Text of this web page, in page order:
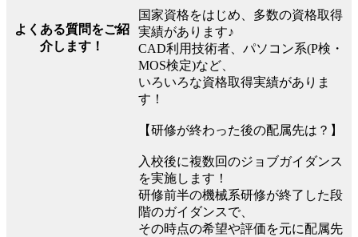
よくある質問をご紹
介します！
国家資格をはじめ、多数の資格取得
実績があります♪
CAD利用技術者、パソコン系(P検・
MOS検定)など、
いろいろな資格取得実績がありま
す！
【研修が終わった後の配属先は？】
入校後に複数回のジョブガイダンス
を実施します！
研修前半の機械系研修が終了した段
階のガイダンスで、
その時点の希望や評価を元に配属先